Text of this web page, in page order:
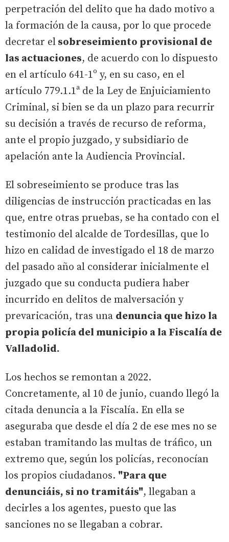
perpetración del delito que ha dado motivo a
la formación de la causa, por lo que procede
decretar el sobreseimiento provisional de
las actuaciones, de acuerdo con lo dispuesto
en el artículo 641-1º y, en su caso, en el
artículo 779.1.1ª de la Ley de Enjuiciamiento
Criminal, si bien se da un plazo para recurrir
su decisión a través de recurso de reforma,
ante el propio juzgado, y subsidiario de
apelación ante la Audiencia Provincial.
El sobreseimiento se produce tras las
diligencias de instrucción practicadas en las
que, entre otras pruebas, se ha contado con el
testimonio del alcalde de Tordesillas, que lo
hizo en calidad de investigado el 18 de marzo
del pasado año al considerar inicialmente el
juzgado que su conducta pudiera haber
incurrido en delitos de malversación y
prevaricación, tras una denuncia que hizo la
propia policía del municipio a la Fiscalía de
Valladolid.
Los hechos se remontan a 2022.
Concretamente, al 10 de junio, cuando llegó la
citada denuncia a la Fiscalía. En ella se
aseguraba que desde el día 2 de ese mes no se
estaban tramitando las multas de tráfico, un
extremo que, según los policías, reconocían
los propios ciudadanos. "Para que
denunciáis, si no tramitáis", llegaban a
decirles a los agentes, puesto que las
sanciones no se llegaban a cobrar.